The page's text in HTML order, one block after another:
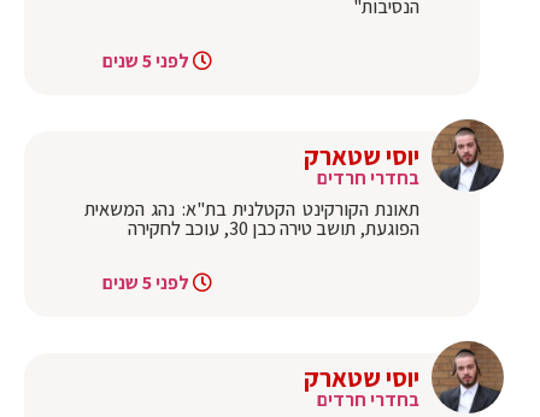
הנסיבות"
לפני 5 שנים
יוסי שטארק
בחדרי חרדים
תאונת הקורקינט הקטלנית בת"א: נהג המשאית
הפוגעת, תושב טירה כבן 30, עוכב לחקירה
לפני 5 שנים
יוסי שטארק
בחדרי חרדים